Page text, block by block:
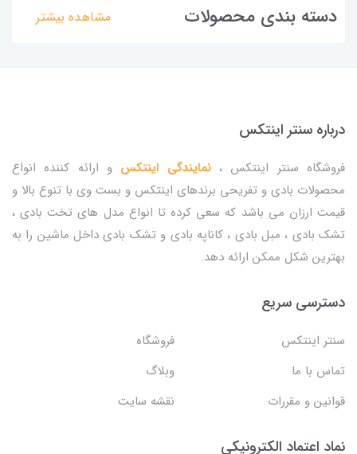
دسته بندی محصولات مشاهده بیشتر
درباره سنتر اینتکس
فروشگاه سنتر اینتکس ،نمایندگی اینتکس و ارائه کننده انواع
محصولات بادی و تفریحی برندهای اینتکس و بست وی با تنوع بالا و
قیمت ارزان می باشد که سعی کرده تا انواع مدل های تخت بادی ،
تشک بادی ، مبل بادی ، کاناپه بادی و تشک بادی داخل ماشین را به
بهترین شکل ممکن ارائه دهد.
دسترسی سریع
سنتر اینتکس
فروشگاه
تماس با ما
وبلاگ
قوانین و مقررات
نقشه سایت
نماد اعتماد الکترونیکی